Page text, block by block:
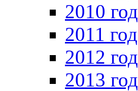
2010 год
2011 год
2012 год
2013 год